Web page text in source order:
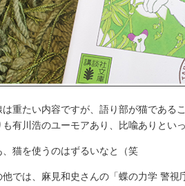
は重たい内容ですが、語り部が猫である
も有川浩のユーモアあり、比喩ありとい
、猫を使うのはずるいなと（笑
他では、麻見和史さんの「蝶の力学 警